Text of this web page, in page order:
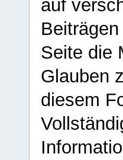
auf
Seite die
Glauben
diesem